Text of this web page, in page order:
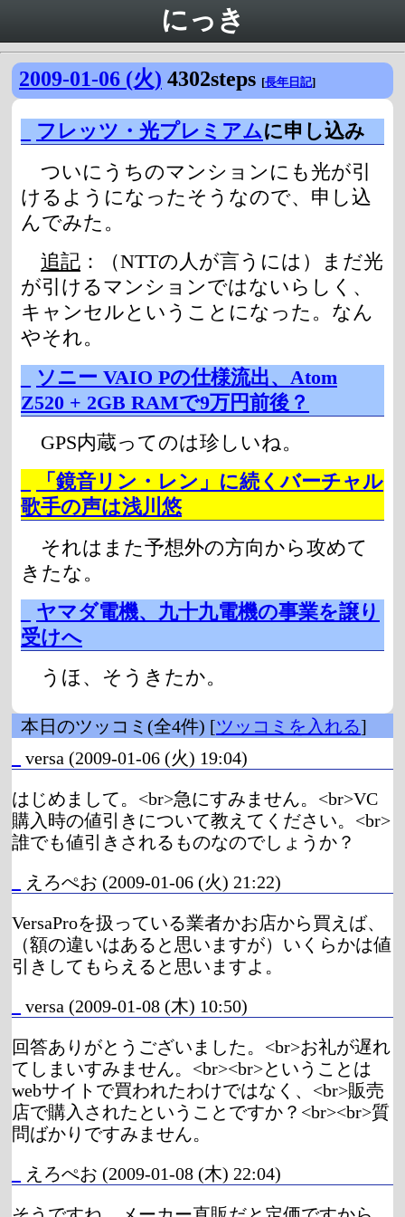
にっき
2009-01-06 (火) 4302steps [長年日記]
フレッツ・光プレミアムに申し込み
ついにうちのマンションにも光が引
けるようになったそうなので、申し込
んでみた。
追記 ：（NTTの人が言うには）まだ光
が引けるマンションではないらしく、
キャンセルということになった。なん
やそれ。
ソニー VAIO Pの仕様流出、Atom
Z520 + 2GB RAMで9万円前後？
GPS内蔵ってのは珍しいね。
「鏡音リン・レン」に続くバーチャル
歌手の声は浅川悠
それはまた予想外の方向から攻めて
きたな。
ヤマダ電機、九十九電機の事業を譲り
受けへ
うほ、そうきたか。
本日のツッコミ(全4件) [ツッコミを入れる]
versa (2009-01-06 (火) 19:04)
はじめまして。<br>急にすみません。<br>VC
購入時の値引きについて教えてください。<br>
誰でも値引きされるものなのでしょうか？
えろぺお (2009-01-06 (火) 21:22)
VersaProを扱っている業者かお店から買えば、
（額の違いはあると思いますが）いくらかは値
引きしてもらえると思いますよ。
versa (2009-01-08 (木) 10:50)
回答ありがとうございました。<br>お礼が遅れ
てしまいすみません。<br><br>ということは
webサイトで買われたわけではなく、<br>販売
店で購入されたということですか？<br><br>質
問ばかりですみません。
えろぺお (2009-01-08 (木) 22:04)